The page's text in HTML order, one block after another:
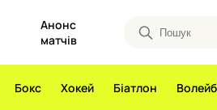
Анонс
матчів
Бокс Хокей Біатлон